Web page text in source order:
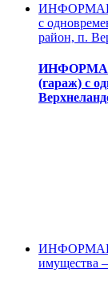
с
район, п.
(гараж) с
имущества